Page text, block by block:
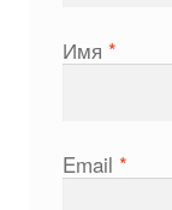
Имя *
Email *